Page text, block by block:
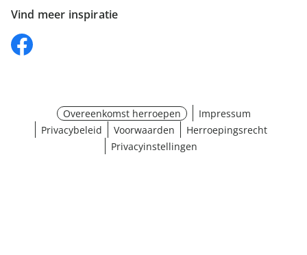
Vind meer inspiratie
Overeenkomst herroepen
Impressum
Privacybeleid
Voorwaarden
Herroepingsrecht
Privacyinstellingen